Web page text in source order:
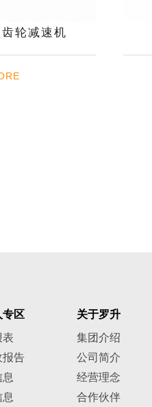
轮减速机
专区
表
报告
息
息
关于罗升
集团介绍
公司简介
经营理念
合作伙伴